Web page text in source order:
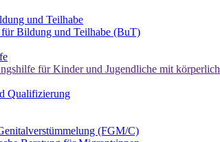
und Teilhabe
Bildung und Teilhabe (BuT)
für Kinder und Jugendliche mit
Qualifizierung
(FGM/C)